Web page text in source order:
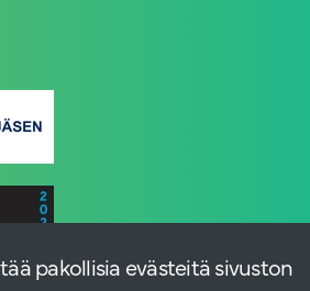
pakollisia evästeitä sivuston